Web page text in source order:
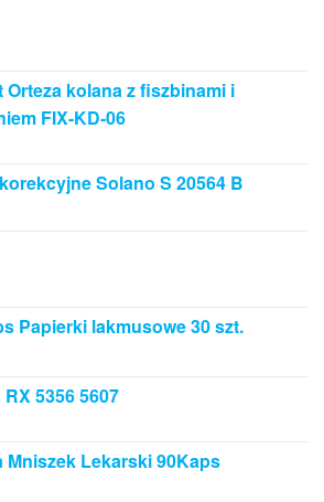
Orteza kolana z fiszbinami i
FIX-KD-06
Solano S 20564 B
Papierki lakmusowe 30 szt.
5356 5607
Mniszek Lekarski 90Kaps